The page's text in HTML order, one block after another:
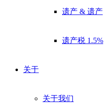
遗产 & 遗产
遗产税 1.5%
关于
关于我们